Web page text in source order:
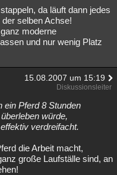
da läuft dann jedes
selben Achse!
moderne
und nur wenig Platz
15.08.2007 um 15:19
Diskussionsleiter
ein Pferd 8 Stunden
würde,
verdreifacht.
die Arbeit macht,
große Laufställe sind, an